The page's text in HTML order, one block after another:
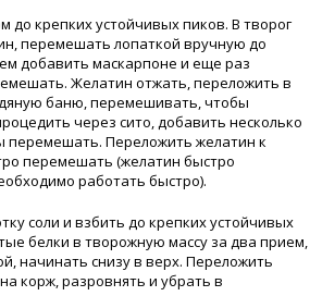
до крепких устойчивых пиков. В творог
перемешать лопаткой вручную до
добавить маскарпоне и еще раз
Желатин отжать, переложить в
баню, перемешивать, чтобы
через сито, добавить несколько
перемешать. Переложить желатин к
перемешать (желатин быстро
работать быстро).
соли и взбить до крепких устойчивых
белки в творожную массу за два прием,
начинать снизу в верх. Переложить
корж, разровнять и убрать в